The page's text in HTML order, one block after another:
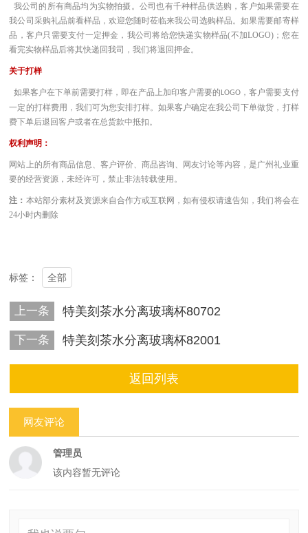
我公司的所有商品均为实物拍摄。公司也有千种样品供选购，客户如果需要在
我公司采购礼品前看样品，欢迎您随时莅临来我公司选购样品。如果需要邮寄样
品，客户只需要支付一定押金，我公司将给您快递实物样品(不加LOGO)；您在
看完实物样品后将其快递回我司，我们将退回押金。
关于打样
如果客户在下单前需要打样，即在产品上加印客户需要的LOGO ，客户需要支付
一定的打样费用，我们可为您安排打样。如果客户确定在我公司下单做货，打样
费下单后退回客户或者在总货款中抵扣。
权利声明：
网站上的所有商品信息、客户评价、商品咨询、网友讨论等内容，是广州礼业重
要的经营资源，未经许可，禁止非法转载使用。
注： 本站部分素材及资源来自合作方或互联网，如有侵权请速告知，我们将会在
24小时内删除
标签： 全部
上一条 特美刻茶水分离玻璃杯80702
下一条 特美刻茶水分离玻璃杯82001
返回列表
网友评论
管理员
该内容暂无评论